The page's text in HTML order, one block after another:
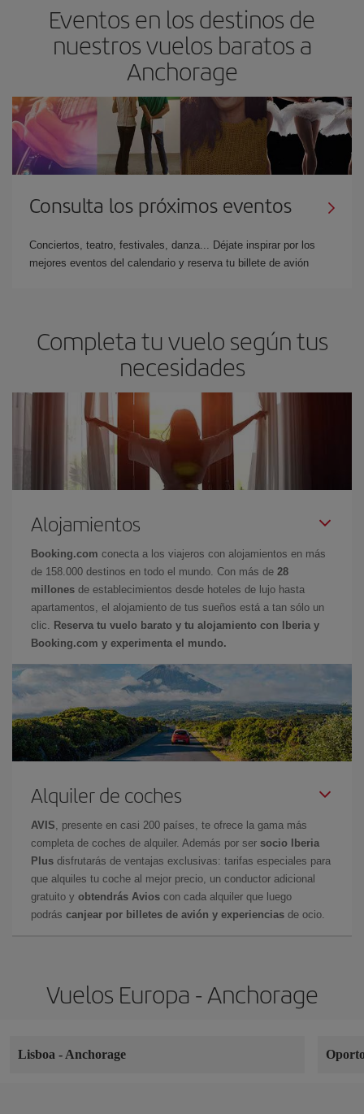
Eventos en los destinos de
nuestros vuelos baratos a
Anchorage
Consulta los próximos eventos
Conciertos, teatro, festivales, danza... Déjate inspirar por los
mejores eventos del calendario y reserva tu billete de avión
Completa tu vuelo según tus
necesidades
Alojamientos
Booking.com conecta a los viajeros con alojamientos en más
de 158.000 destinos en todo el mundo. Con más de 28
millones de establecimientos desde hoteles de lujo hasta
apartamentos, el alojamiento de tus sueños está a tan sólo un
clic.
Reserva tu vuelo barato y tu alojamiento con Iberia y
Booking.com y experimenta el mundo.
Alquiler de coches
AVIS , presente en casi 200 países, te ofrece la gama más
completa de coches de alquiler. Además por ser socio Iberia
Plus disfrutarás de ventajas exclusivas: tarifas especiales para
que alquiles tu coche al mejor precio, un conductor adicional
gratuito y obtendrás Avios con cada alquiler que luego
podrás canjear por billetes de avión y experiencias de ocio.
Vuelos Europa - Anchorage
Lisboa - Anchorage